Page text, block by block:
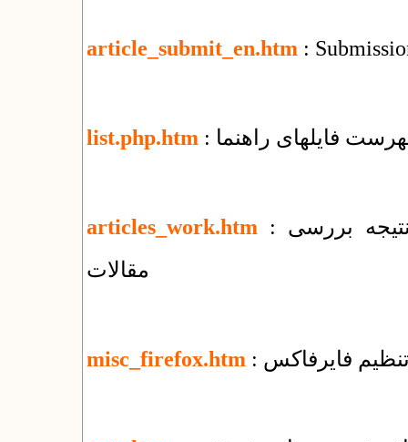
article_submit_en.htm :
list.php.htm فایل​های راهنما
articles_work.htm : تغییرات جمعی و اطلاع‌رسانی وضعیت و نتیجه بررسی
مقالات
misc_firefox.htm تنظیم فایرفاکس